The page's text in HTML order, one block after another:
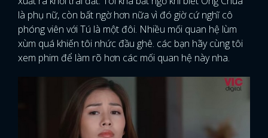
là phụ nữ, còn bất ngờ hơn nữa vì đó giờ cứ nghĩ cô
phóng viên với Tú là một đôi. Nhiều mối quan hệ lùm
xùm quá khiến tôi nhức đầu ghê. các bạn hãy cùng tôi
xem phim để làm rõ hơn các mối quan hệ này nha.